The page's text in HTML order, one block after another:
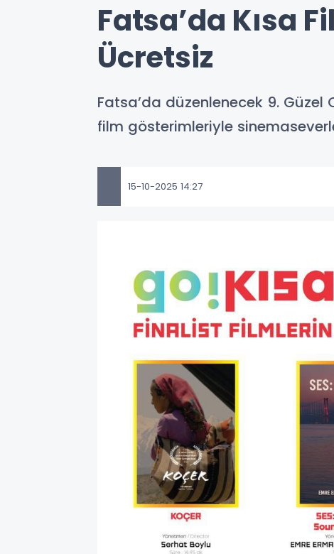
Fatsa’da Kısa
Ücretsiz
Fatsa’da düzenlenecek 9. Güzel
film gösterimleriyle
15-10-2025 14:27